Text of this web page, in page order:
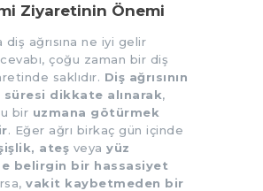
Ziyaretinin Önemi
diş ağrısına ne iyi gelir
çoğu zaman bir diş
saklıdır. Diş ağrısının
dikkate alınarak,
bir uzmana götürmek
. Eğer ağrı birkaç gün içinde
ateş veya yüz
belirgin bir hassasiyet
vakit kaybetmeden bir